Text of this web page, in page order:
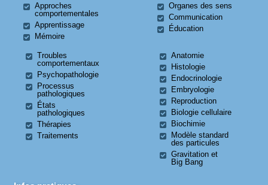
Approches
comportementales
Apprentissage
Mémoire
Organes des sens
Communication
Éducation
Troubles
comportementaux
Psychopathologie
Processus
pathologiques
États
pathologiques
Thérapies
Traitements
Anatomie
Histologie
Endocrinologie
Embryologie
Reproduction
Biologie cellulaire
Biochimie
Modèle standard
des particules
Gravitation et
Big Bang